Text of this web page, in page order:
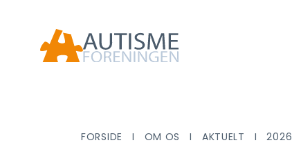
FORSIDE OM OS AKTUELT 2026